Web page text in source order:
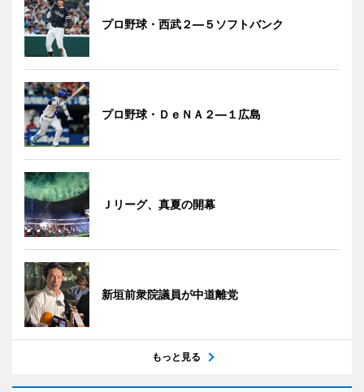
プロ野球・西武２―５ソフトバンク
プロ野球・ＤｅＮＡ２―１広島
Ｊリーグ、真夏の開幕
新垣前衆院議員が中道離党
もっと見る